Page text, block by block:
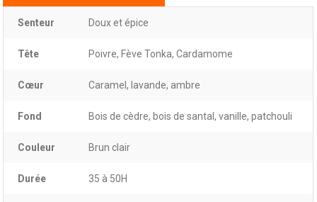
Senteur Doux et épice
Tête Poivre, Fève Tonka, Cardamome
Cœur Caramel, lavande, ambre
Fond Bois de cèdre, bois de santal, vanille, patchouli
Couleur Brun clair
Durée 35 à 50H